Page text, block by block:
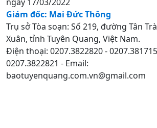
Giám đốc: Mai Đức Thông
Trụ sở Tòa soạn: Số 219, đường Tân
Xuân, tỉnh Tuyên Quang, Việt Nam.
Điện thoại: 0207.3822820 -
0207.3822821 - Email:
baotuyenquang.com.vn@gmail.com